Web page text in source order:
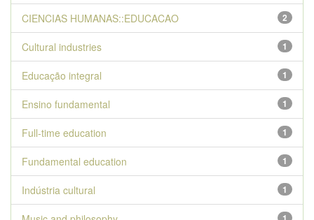
2
CIENCIAS HUMANAS::EDUCACAO
1
Cultural industries
1
Educação integral
1
Ensino fundamental
1
Full-time education
1
Fundamental education
1
Indústria cultural